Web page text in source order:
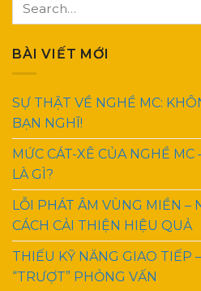
BÀI VIẾT MỚI
SỰ THẬT VỀ NGHỀ MC:
BẠN NGHĨ!
MỨC CÁT-XÊ CỦA NGHỀ
LÀ GÌ?
LỖI PHÁT ÂM VÙNG MIỀN –
CÁCH CẢI THIỆN HIỆU QUẢ
THIẾU KỸ NĂNG GIAO TIẾP
“TRƯỢT” PHỎNG VẤN